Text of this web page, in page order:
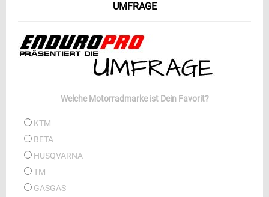
UMFRAGE
Welche Motorradmarke ist Dein Favorit?
KTM
BETA
HUSQVARNA
TM
GASGAS